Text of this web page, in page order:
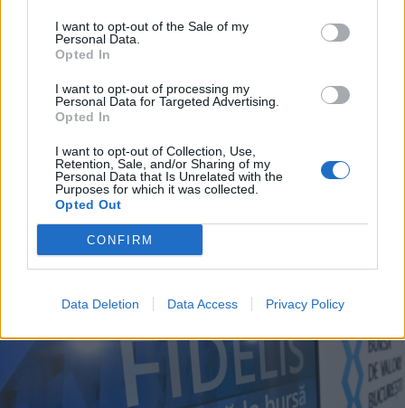
I want to opt-out of the Sale of my
Personal Data.
Opted In
I want to opt-out of processing my
Personal Data for Targeted Advertising.
Opted In
I want to opt-out of Collection, Use,
Retention, Sale, and/or Sharing of my
Personal Data that Is Unrelated with the
Purposes for which it was collected.
Opted Out
CONFIRM
Data Deletion Data Access Privacy Policy
2026. augusztus 07., péntek
Hetek óta először csökkent az
üzemanyagok ára